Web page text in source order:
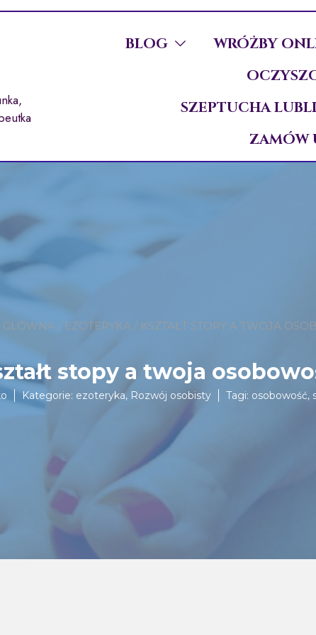
BLOG WRÓŻBY
SZEPTUCHA
ZAMÓW
GŁÓWNA / EZOTERYKA / KSZTAŁT STOPY A TWOJA
stopy a twoja
Kategorie: ezoteryka, Rozwój osobisty Tagi: osobowość,